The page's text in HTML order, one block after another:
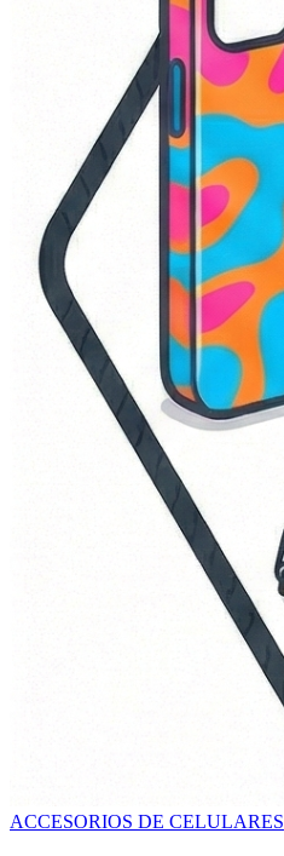
ACCESORIOS DE CELULARES